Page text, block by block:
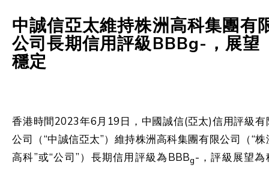
中誠信亞太維持株洲高科集團有
公司長期信用評級BBBg-，展望
穩定
香港時間2023年6月19日，中國誠信(亞太)信用評級有
公司（“中誠信亞太”）維持株洲高科集團有限公司（“株
高科”或“公司”）長期信用評級為BBBg-，評級展望為